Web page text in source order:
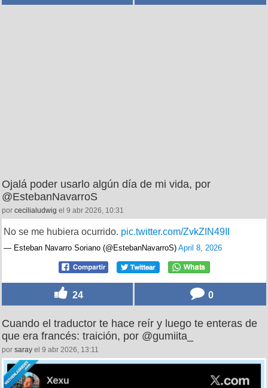
Ojalá poder usarlo algún día de mi vida, por
@EstebanNavarroS
por cecilialudwig el 9 abr 2026, 10:31
No se me hubiera ocurrido. pic.twitter.com/ZvkZIN49II
— Esteban Navarro Soriano (@EstebanNavarroS) April 8, 2026
24 0
Cuando el traductor te hace reír y luego te enteras de
que era francés: traición, por @gumiita_
por saray el 9 abr 2026, 13:11